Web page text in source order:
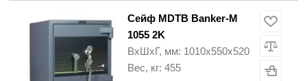
Сейф MDTB Banker-M
1055 2K
ВхШхГ, мм: 1010х550х520
Вес, кг: 455